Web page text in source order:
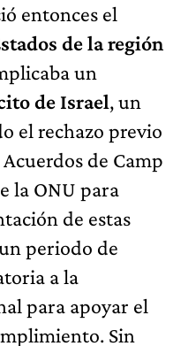
entonces el
de la región
un
de Israel, un
el rechazo previo
de Camp
la ONU para
de estas
periodo de
a la
para apoyar el
Sin